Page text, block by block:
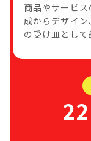
商品やサービ
成からデザイ
の受け皿として